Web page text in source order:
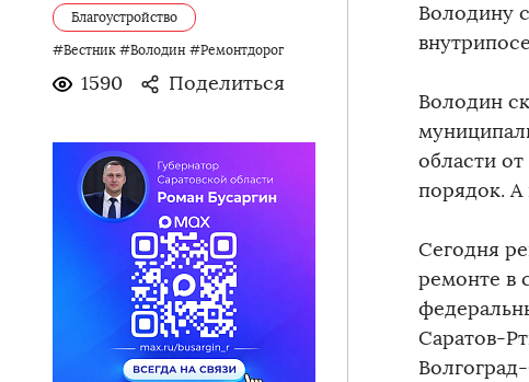
Благоустройство
#Вестник #Володин #Ремонтдорог
1590 Поделиться
Володину
Володин
области
порядок. А
Сегодня
ремонте в
Саратов-